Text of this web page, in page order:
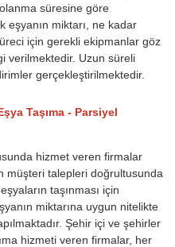
süresine göre
eşyanın miktarı, ne kadar
için gerekli ekipmanlar göz
verilmektedir. Uzun süreli
gerçekleştirilmektedir.
Taşıma - Parsiyel
hizmet veren firmalar
müşteri talepleri doğrultusunda
taşınması için
miktarına uygun nitelikte
Şehir içi ve şehirler
hizmeti veren firmalar, her